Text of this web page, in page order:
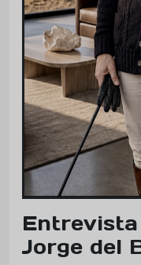
Jorge del